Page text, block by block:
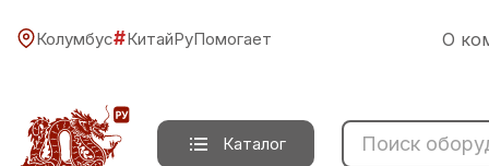
Колумбус#КитайРуПомогает О
Каталог